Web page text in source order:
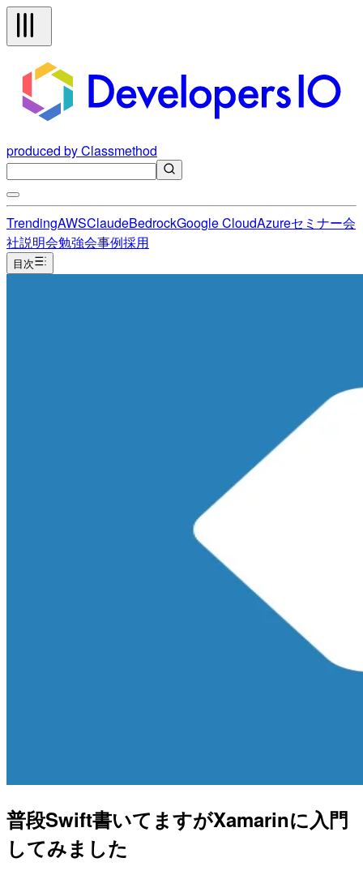
produced by Classmethod
TrendingAWSClaudeBedrockGoogle CloudAzureセミナー会
社説明会勉強会事例採用
目次
普段Swift書いてますがXamarinに入門
してみました